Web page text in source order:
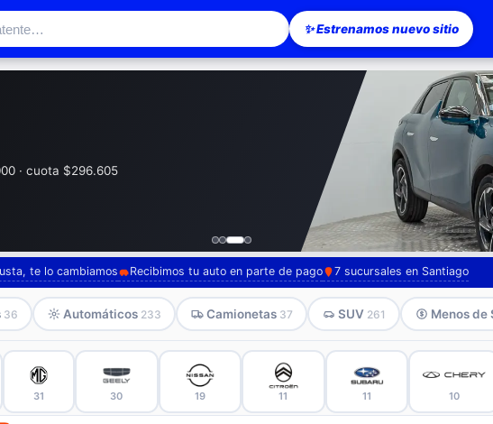
✨ Estrenamos nuevo sitio
en Santiago — Pompeyo Carrasco
· cuota $296.605
te lo cambiamos Recibimos tu auto en parte de pago 7 sucursales en Santiago
36 Automáticos 233 Camionetas 37 SUV 261 Menos de
31 30 19 11 11 10